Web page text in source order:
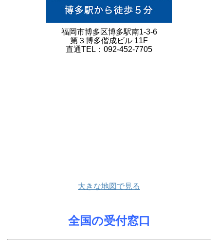
福岡市博多区博多駅南1-3-6
第３博多偕成ビル 11F
直通TEL：092-452-7705
大きな地図で見る
全国の受付窓口